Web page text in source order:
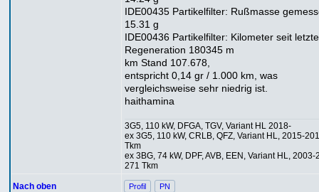
IDE00435 Partikelfilter: Rußmasse
15.31 g
IDE00436 Partikelfilter: Kilometer seit
Regeneration 180345 m
km Stand 107.678,
entspricht 0,14 gr / 1.000 km, was
vergleichsweise sehr niedrig ist.
haithamina
3G5, 110 kW, DFGA, TGV, Variant HL 2018-
ex 3G5, 110 kW, CRLB, QFZ, Variant HL, 2015-
Tkm
ex 3BG, 74 kW, DPF, AVB, EEN, Variant HL, 2003-
271 Tkm
Nach oben Profil PN